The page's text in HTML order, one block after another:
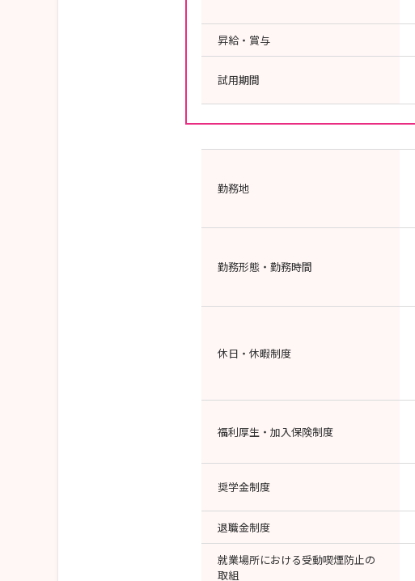
昇給・賞与
試用期間
勤務地
勤務形態・勤務時間
休日・休暇制度
福利厚生・加入保険制度
奨学金制度
退職金制度
就業場所における受動喫煙防止の
取組